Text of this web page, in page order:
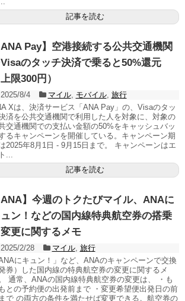
記事を読む
ANA Pay】空港接続する公共交通機関
のタッチ決済で乗ると50%還元
上限300円）
2025/8/4 マイル, モバイル, 旅行
Xは、決済サービス「ANA Pay」の、Visaのタッ
済を公共交通機関で利用した人を対象に、対象の
交通機関での支払い金額の50%をキャッシュバッ
るキャンペーンを開催している。キャンペーン期
2025年8月1日 - 9月15日まで。 キャンペーンはエ
...
記事を読む
ANA】今週のトクたびマイル、ANAに
ン！などの国内線特典航空券の搭乗
変更に関するメモ
2025/2/28 マイル, 旅行
ANAにキュン！」など、ANAのキャンペーンで交換
発券）した国内線の特典航空券の変更に関するメ
通常、ANAの国内線特典航空券の変更は、 ・も
との予約便の出発前まで ・変更希望便出発日の前
で の両方の条件を満たせば変更できる。航空券の